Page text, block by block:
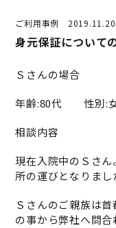
ご利用事例 2019.11.20
身元保証について
Ｓさんの場合
年齢:80代 性別
相談内容
現在入院中のＳさ
所の運びとなりまし
Ｓさんのご親族は
の事から弊社へ問合